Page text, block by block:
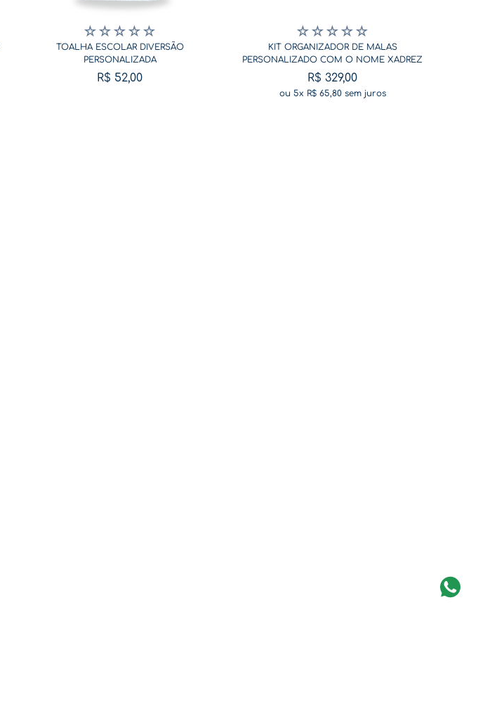
☆☆☆☆☆
TOALHA ESCOLAR DIVERSÃO
PERSONALIZADA
R$ 52,00
☆☆☆☆☆
KIT ORGANIZADOR DE MALAS
PERSONALIZADO COM O NOME XADREZ
BEGE
R$ 329,00
ou 5x R$ 65,80sem juros